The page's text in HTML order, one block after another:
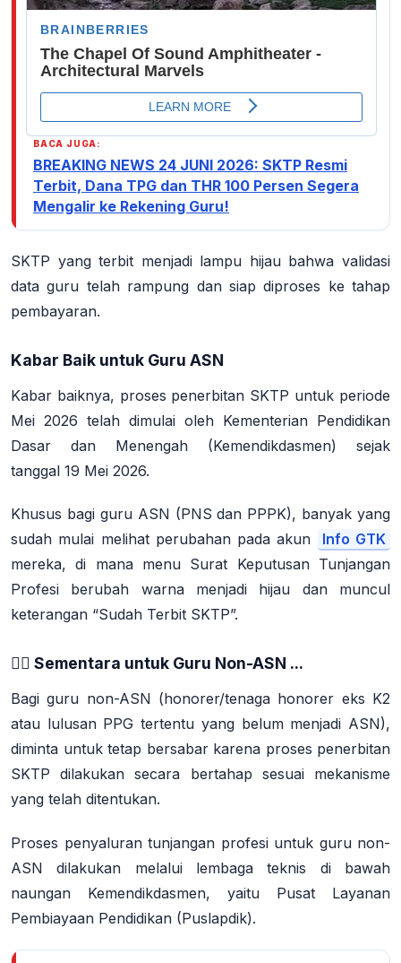
BACA JUGA:
BREAKING NEWS 24 JUNI 2026: SKTP Resmi
Terbit, Dana TPG dan THR 100 Persen Segera
Mengalir ke Rekening Guru!
SKTP yang terbit menjadi lampu hijaubahwa validasi
data guru telah rampung dan siap diproses ke tahap
pembayaran.
Kabar Baik untuk Guru ASN
Kabar baiknya, proses penerbitan SKTP untuk periode
Mei 2026 telah dimulai oleh Kementerian Pendidikan
Dasar dan Menengah (Kemendikdasmen) sejak
tanggal 19 Mei 2026.
Khusus bagi guru ASN (PNS dan PPPK), banyak yang
sudah mulai melihat perubahan pada akun
Info GTK
mereka, di mana menu Surat Keputusan Tunjangan
Profesi berubah warna menjadi hijau dan muncul
keterangan “Sudah Terbit SKTP”.
🧘‍♀️ Sementara untuk Guru Non-ASN ...
Bagi guru non-ASN (honorer/tenaga honorer eks K2
atau lulusan PPG tertentu yang belum menjadi ASN),
diminta untuk tetap bersabar karena proses penerbitan
SKTP dilakukan secara bertahap sesuai mekanisme
yang telah ditentukan.
Proses penyaluran tunjangan profesi untuk guru non-
ASN dilakukan melalui lembaga teknis di bawah
naungan Kemendikdasmen, yaitu Pusat Layanan
Pembiayaan Pendidikan (Puslapdik).